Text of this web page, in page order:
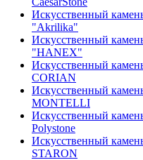
Искусственный
"Akrilika"
Искусственный
"HANEX"
Искусственный
CORIAN
Искусственный
MONTELLI
Искусственный
Polystone
Искусственный
STARON